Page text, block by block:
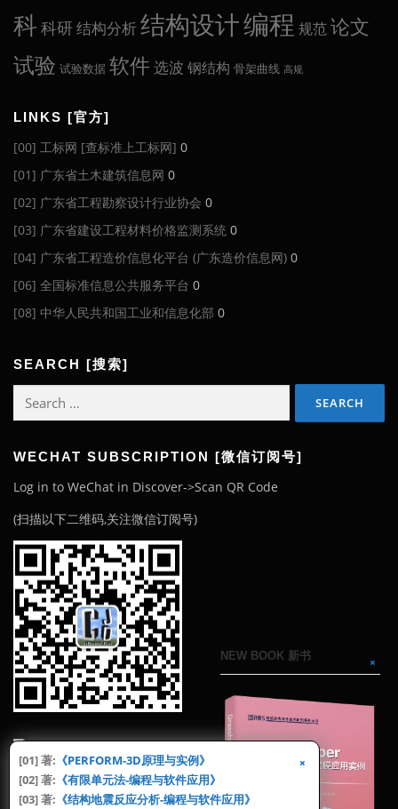
科 科研 结构分析结构设计编程 规范论文
试验 试验数据 软件 选波 钢结构 骨架曲线 高规
LINKS [官方]
[00] 工标网 [查标准上工标网] 0
[01] 广东省土木建筑信息网 0
[02] 广东省工程勘察设计行业协会 0
[03] 广东省建设工程材料价格监测系统 0
[04] 广东省工程造价信息化平台 (广东造价信息网) 0
[06] 全国标准信息公共服务平台 0
[08] 中华人民共和国工业和信息化部 0
SEARCH [搜索]
Search
WECHAT SUBSCRIPTION [微信订阅号]
Log in to WeChat in Discover->Scan QR Code
(扫描以下二维码,关注微信订阅号)
NEW BOOK 新书
[01] 著: 《PERFORM-3D原理与实例》
[02] 著: 《有限单元法-编程与软件应用》
[03] 著: 《结构地震反应分析-编程与软件应用》